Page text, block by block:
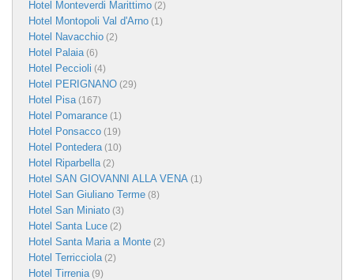
Hotel Monteverdi Marittimo (2)
Hotel Montopoli Val d'Arno (1)
Hotel Navacchio (2)
Hotel Palaia(6)
Hotel Peccioli (4)
Hotel PERIGNANO (29)
Hotel Pisa(167)
Hotel Pomarance (1)
Hotel Ponsacco (19)
Hotel Pontedera(10)
Hotel Riparbella(2)
Hotel SAN GIOVANNI ALLA VENA (1)
Hotel San Giuliano Terme (8)
Hotel San Miniato (3)
Hotel Santa Luce (2)
Hotel Santa Maria a Monte (2)
Hotel Terricciola(2)
Hotel Tirrenia(9)